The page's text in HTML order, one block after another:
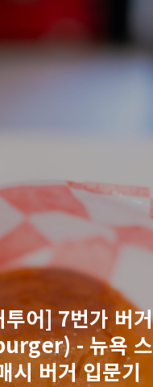
투어] 7번가 버
- 뉴욕 스
시 버거 입문기
빛으로 쓴 편지
mistyfriday